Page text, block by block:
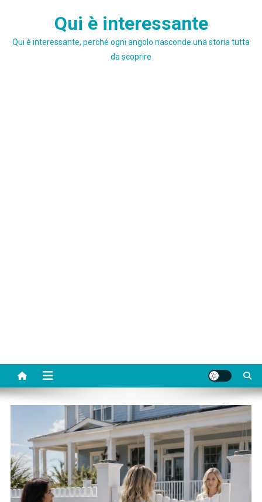
Qui è interessante
Qui è interessante, perché ogni angolo nasconde una storia tutta
da scoprire